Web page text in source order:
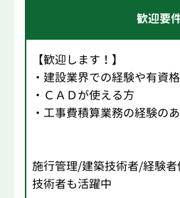
歓迎要
【歓迎します！】
・建設業界での経験や有資
・ＣＡＤが使える方
・工事費積算業務の経験の
施行管理/建築技術者/経験
技術者も活躍中